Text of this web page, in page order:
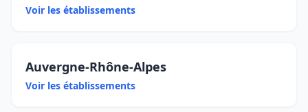
Voir les établissements
Auvergne-Rhône-Alpes
Voir les établissements